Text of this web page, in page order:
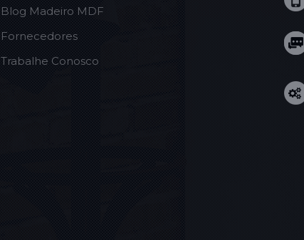
Blog Madeiro MDF
Fornecedores
Trabalhe Conosco